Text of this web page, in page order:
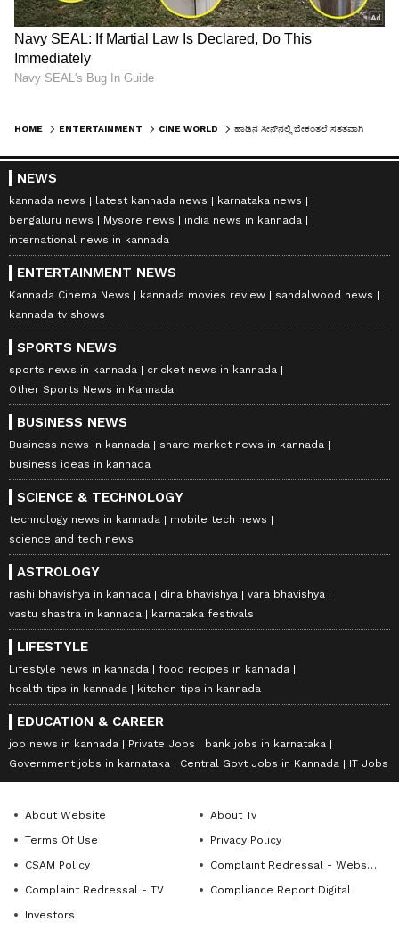
HOME ENTERTAINMENT CINE WORLD
NEWS
kannada news latest kannada news
karnataka news
bengaluru news
Mysore news
india news in kannada
international news in kannada
ENTERTAINMENT NEWS
Kannada Cinema News kannada movies review
sandalwood news
kannada tv shows
SPORTS NEWS
sports news in kannada
cricket news in kannada
Other Sports News in Kannada
BUSINESS NEWS
Business news in kannada
share market news in kannada
business ideas in kannada
SCIENCE & TECHNOLOGY
technology news in kannada
mobile tech news
science and tech news
ASTROLOGY
rashi bhavishya in kannada dina bhavishya
vara bhavishya
vastu shastra in kannada
karnataka festivals
LIFESTYLE
Lifestyle news in kannada
food recipes in kannada
health tips in kannada
kitchen tips in kannada
EDUCATION & CAREER
job news in kannada Private Jobs
bank jobs in karnataka
Government jobs in karnataka
Central Govt Jobs in Kannada IT Jobs
About Website
About Tv
Terms Of Use
Privacy Policy
CSAM Policy
Complaint Redressal - Website
Complaint Redressal - TV
Compliance Report Digital
Investors